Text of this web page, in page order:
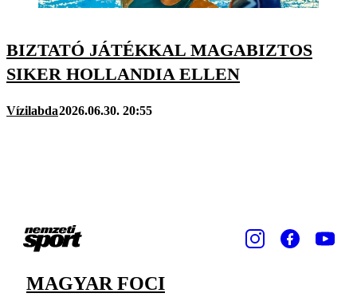
BIZTATÓ JÁTÉKKAL MAGABIZTOS
SIKER HOLLANDIA ELLEN
Vízilabda2026.06.30. 20:55
MAGYAR FOCI